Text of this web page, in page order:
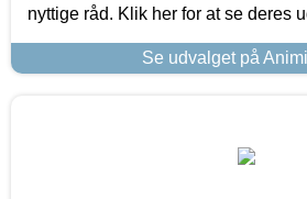
nyttige råd. Klik her for at se deres
Se udvalget på